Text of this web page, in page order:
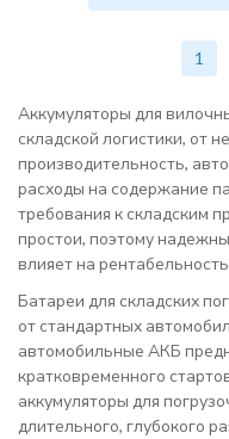
1
Аккумуляторы для
складской логистики, от
производительность,
расходы на содержание
требования к складским
простои, поэтому
влияет на
Батареи для складских
от стандартных
автомобильные АКБ
кратковременного
аккумуляторы для
длительного, глубокого